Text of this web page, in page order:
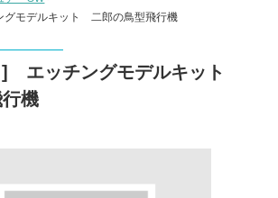
グモデルキット 二郎の鳥型飛行機
] エッチングモデルキット
機